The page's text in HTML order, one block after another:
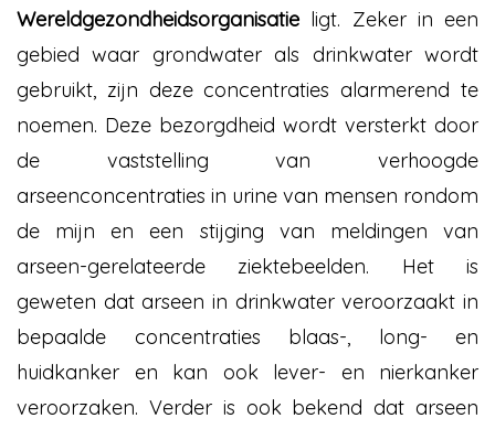
Wereldgezondheidsorganisatie ligt. Zeker in een
gebied waar grondwater als drinkwater wordt
gebruikt, zijn deze concentraties alarmerend te
noemen. Deze bezorgdheid wordt versterkt door
de vaststelling van verhoogde
arseenconcentraties in urine van mensen rondom
de mijn en een stijging van meldingen van
arseen-gerelateerde ziektebeelden. Het is
geweten dat arseen in drinkwater veroorzaakt in
bepaalde concentraties blaas-, long- en
huidkanker en kan ook lever- en nierkanker
veroorzaken. Verder is ook bekend dat arseen